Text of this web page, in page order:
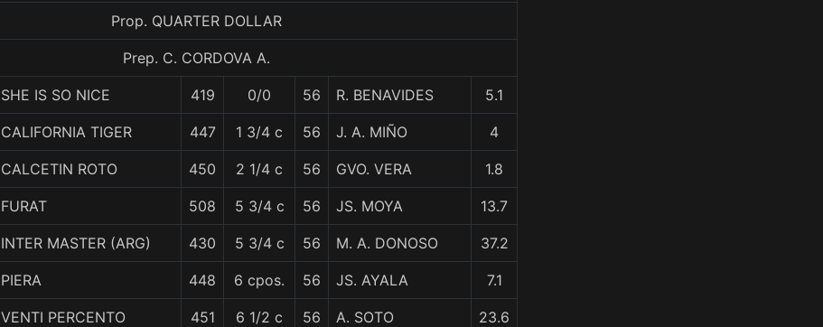
Prop. QUARTER DOLLAR
Prep. C. CORDOVA A.
SHE IS SO NICE 419 0/0 56 R. BENAVIDES 5.1
CALIFORNIA TIGER 447 1 3/4 c 56 J. A. MIÑO 4
CALCETIN ROTO 450 2 1/4 c 56 GVO. VERA 1.8
FURAT 508 5 3/4 c 56 JS. MOYA 13.7
INTER MASTER (ARG) 430 5 3/4 c 56 M. A. DONOSO 37.2
PIERA 448 6 cpos. 56 JS. AYALA 7.1
VENTI PERCENTO 451 6 1/2 c 56 A. SOTO 23.6